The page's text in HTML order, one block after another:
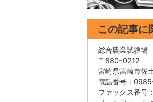
この記事に
総合農業試験場
〒880-0212
宮崎県宮崎市佐
電話番号：
ファックス番